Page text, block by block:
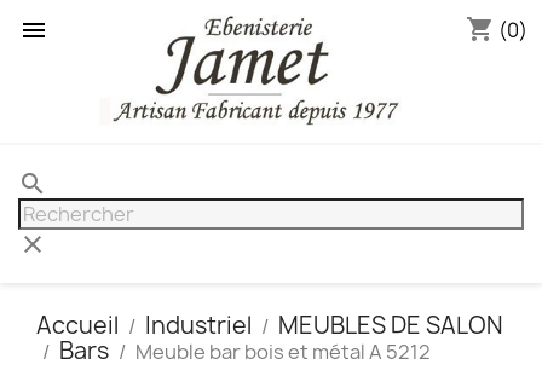
 shopping_cart (0)
search
clear
Accueil Industriel
MEUBLES DE SALON
Bars
Meuble bar bois et métal A 5212